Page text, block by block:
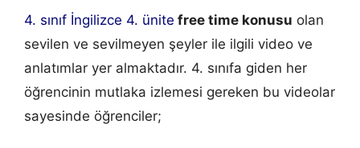
4. sınıf İngilizce 4. ünite free time konusu olan
sevilen ve sevilmeyen şeyler ile ilgili video ve
anlatımlar yer almaktadır. 4. sınıfa giden her
öğrencinin mutlaka izlemesi gereken bu videolar
sayesinde öğrenciler;